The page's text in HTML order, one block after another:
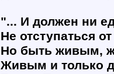
"... И должен ни
Не отступаться
Но быть живым,
Живым и только